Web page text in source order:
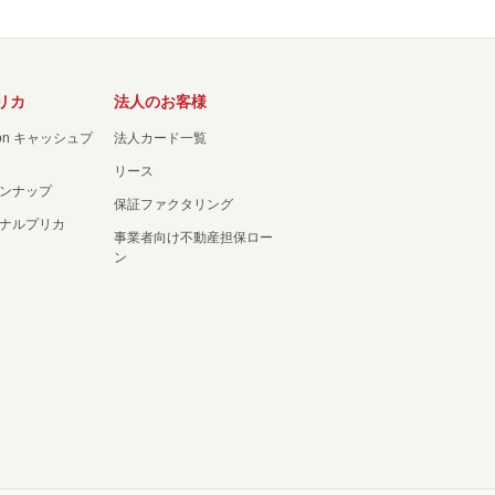
カ
キャッシュプ
ナップ
ルプリカ
法人のお客様
法人カード一覧
リース
保証ファクタリング
事業者向け不動産担保ロー
ン